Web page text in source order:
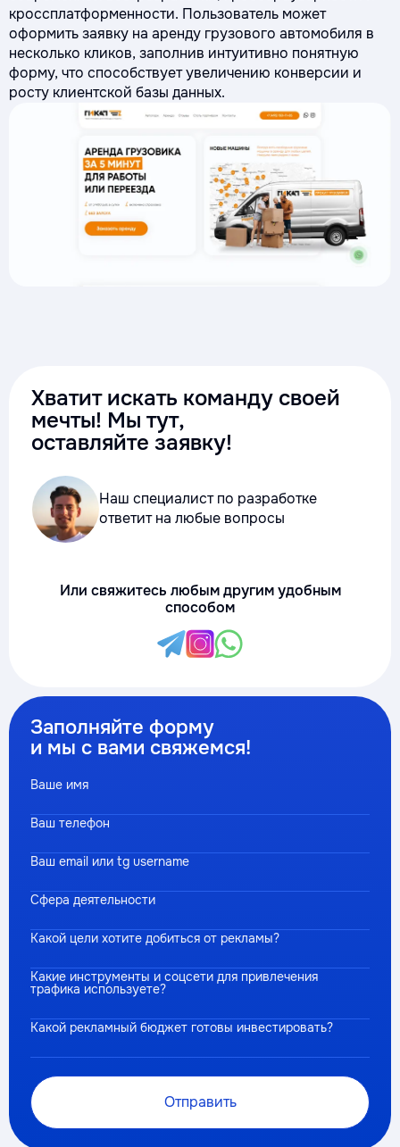
кроссплатформенности. Пользователь может
оформить заявку на аренду грузового автомобиля в
несколько кликов, заполнив интуитивно понятную
форму, что способствует увеличению конверсии и
росту клиентской базы данных.
Хватит искать команду своей
мечты! Мы тут,
оставляйте заявку!
Наш специалист по разработке
ответит на любые вопросы
Или свяжитесь любым другим удобным
способом
Заполняйте форму
и мы с вами свяжемся!
Ваше имя
Ваш телефон
Ваш email или tg username
Сфера деятельности
Какой цели хотите добиться от рекламы?
Какие инструменты и соцсети для привлечения
трафика используете?
Какой рекламный бюджет готовы инвестировать?
Отправить